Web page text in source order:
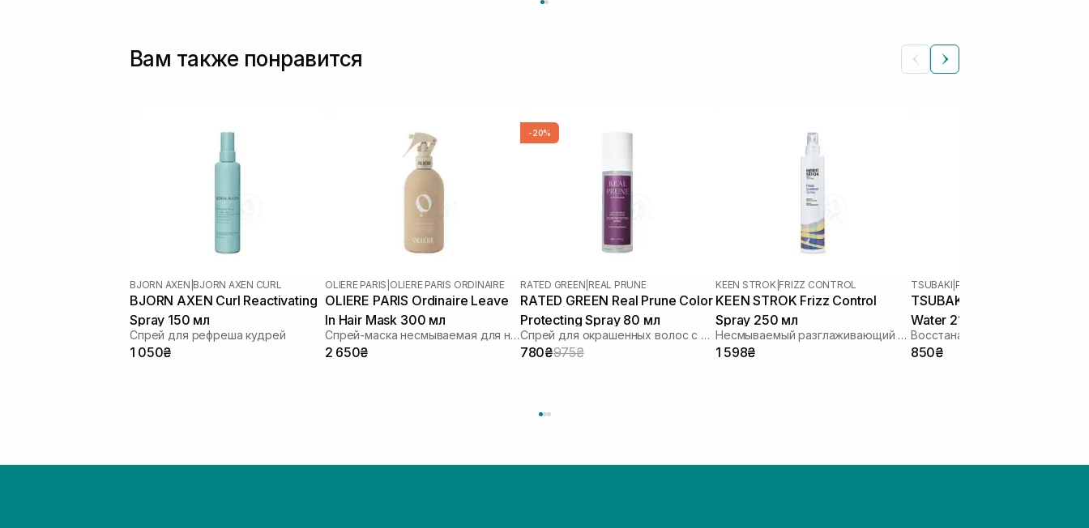
Вам также понравится
BJORN AXEN BJORN AXEN CURL
BJORN AXEN Curl Reactivating
Spray 150 мл
Спрей для рефреша кудрей
1 050₴
OLIERE PARIS OLIERE PARIS ORDINAIRE
OLIERE PARIS Ordinaire Leave
In Hair Mask 300 мл
Спрей-маска несмываемая для нормальных и сухих волос
2 650₴
-20%
RATED GREEN REAL PRUNE
RATED GREEN Real Prune Color
Protecting Spray 80 мл
Спрей для окрашенных волос с экстрактом сливы
780₴975₴
KEEN STROK FRIZZ CONTROL
KEEN STROK Frizz Control
Spray 250 мл
Несмываемый разглаживающий спрей
1 598₴
TSUBAKI PREMIUM REPAIR
TSUBAKI Premium Repair
Water 210 мл
850₴